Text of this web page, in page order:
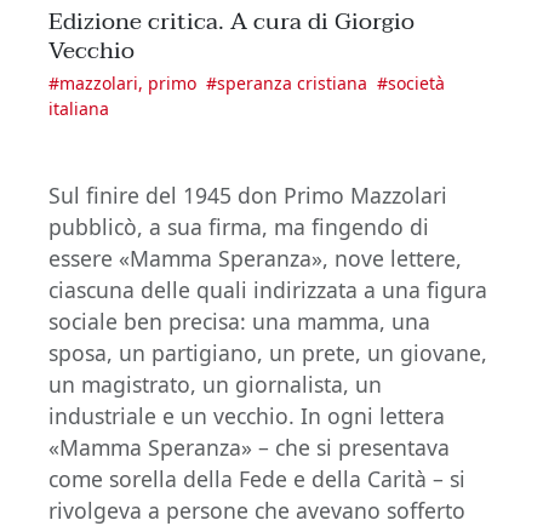
Edizione critica. A cura di Giorgio
Vecchio
#mazzolari, primo #speranza cristiana #società
italiana
Sul finire del 1945 don Primo Mazzolari
pubblicò, a sua firma, ma fingendo di
essere «Mamma Speranza», nove lettere,
ciascuna delle quali indirizzata a una figura
sociale ben precisa: una mamma, una
sposa, un partigiano, un prete, un giovane,
un magistrato, un giornalista, un
industriale e un vecchio. In ogni lettera
«Mamma Speranza» – che si presentava
come sorella della Fede e della Carità – si
rivolgeva a persone che avevano sofferto